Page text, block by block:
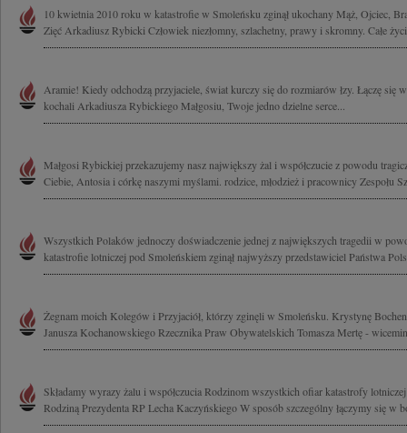
10 kwietnia 2010 roku w katastrofie w Smoleńsku zginął ukochany Mąż, Ojciec,
Zięć Arkadiusz Rybicki Człowiek niezłomny, szlachetny, prawy i skromny. Całe
Aramie! Kiedy odchodzą przyjaciele, świat kurczy się do rozmiarów łzy. Łączę się
kochali Arkadiusza Rybickiego Małgosiu, Twoje jedno dzielne serce...
Małgosi Rybickiej przekazujemy nasz największy żal i współczucie z powodu
Ciebie, Antosia i córkę naszymi myślami. rodzice, młodzież i pracownicy Zespołu
Wszystkich Polaków jednoczy doświadczenie jednej z największych tragedii w
katastrofie lotniczej pod Smoleńskiem zginął najwyższy przedstawiciel Państwa
Żegnam moich Kolegów i Przyjaciół, którzy zginęli w Smoleńsku. Krystynę
Janusza Kochanowskiego Rzecznika Praw Obywatelskich Tomasza Mertę -
Składamy wyrazy żalu i współczucia Rodzinom wszystkich ofiar katastrofy
Rodziną Prezydenta RP Lecha Kaczyńskiego W sposób szczególny łączymy się w